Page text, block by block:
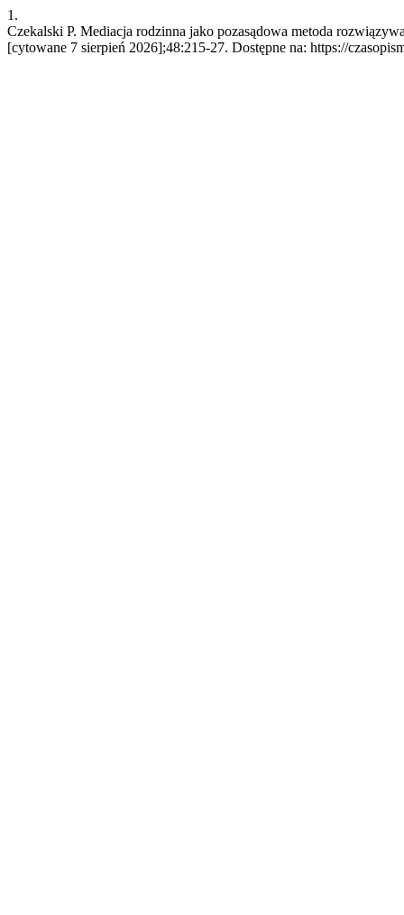
1.
Czekalski P. Mediacja rodzinna jako pozasądowa metoda
[cytowane 7 sierpień 2026];48:215-27. Dostępne na: https://